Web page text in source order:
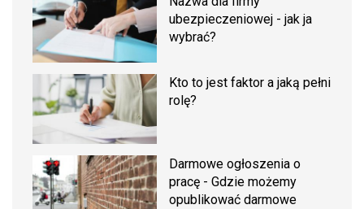
ubezpieczeniowej - jak ja
wybrać?
Kto to jest faktor a jaką pełni
rolę?
Darmowe ogłoszenia o
pracę - Gdzie możemy
opublikować darmowe